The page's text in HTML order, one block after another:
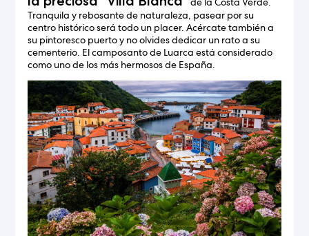
Tranquila y rebosante de naturaleza, pasear por su
centro histórico será todo un placer. Acércate también a
su pintoresco puerto y no olvides dedicar un rato a su
cementerio. El camposanto de Luarca está considerado
como uno de los más hermosos de España.